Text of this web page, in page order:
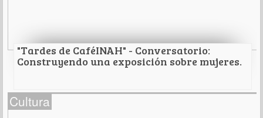
Leer Más
"Tardes de CaféINAH" - Conversatorio:
Construyendo una exposición sobre mujeres.
"Tardes de CaféINAH" - Conversatorio:
Construyendo una exposición sobre mujeres.
Cultura